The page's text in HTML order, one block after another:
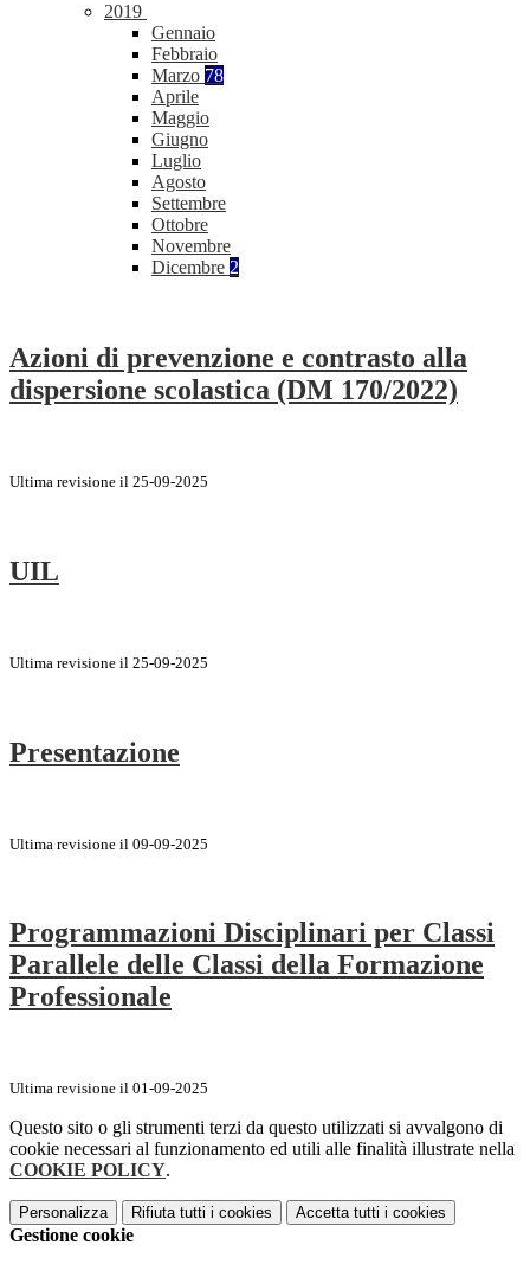
2019
Gennaio
Febbraio
Marzo 78
Aprile
Maggio
Giugno
Luglio
Agosto
Settembre
Ottobre
Novembre
Dicembre 2
Azioni di prevenzione e contrasto alla
dispersione scolastica (DM 170/2022)
Ultima revisione il 25-09-2025
UIL
Ultima revisione il 25-09-2025
Presentazione
Ultima revisione il 09-09-2025
Programmazioni Disciplinari per Classi
Parallele delle Classi della Formazione
Professionale
Ultima revisione il 01-09-2025
Questo sito o gli strumenti terzi da questo utilizzati si avvalgono di
cookie necessari al funzionamento ed utili alle finalità illustrate nella
COOKIE POLICY.
Personalizza Rifiuta tutti i cookies Accetta tutti i cookies
Gestione cookie